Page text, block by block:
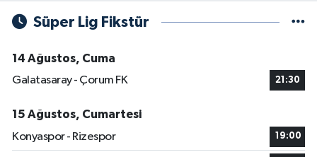
Süper Lig Fikstür
14 Ağustos, Cuma
Galatasaray - Çorum FK
21:30
15 Ağustos, Cumartesi
Konyaspor - Rizespor
19:00